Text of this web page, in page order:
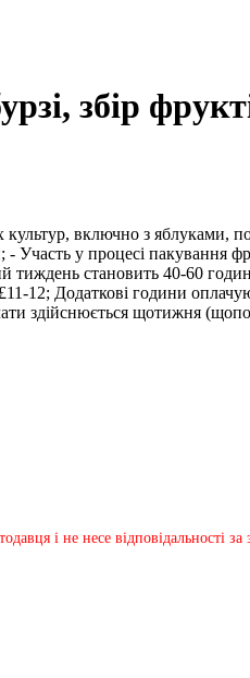
збір
культур, включно з
у процесі пакування
тиждень становить 40-60
12; Додаткові години
здійснюється щотижня
і не несе